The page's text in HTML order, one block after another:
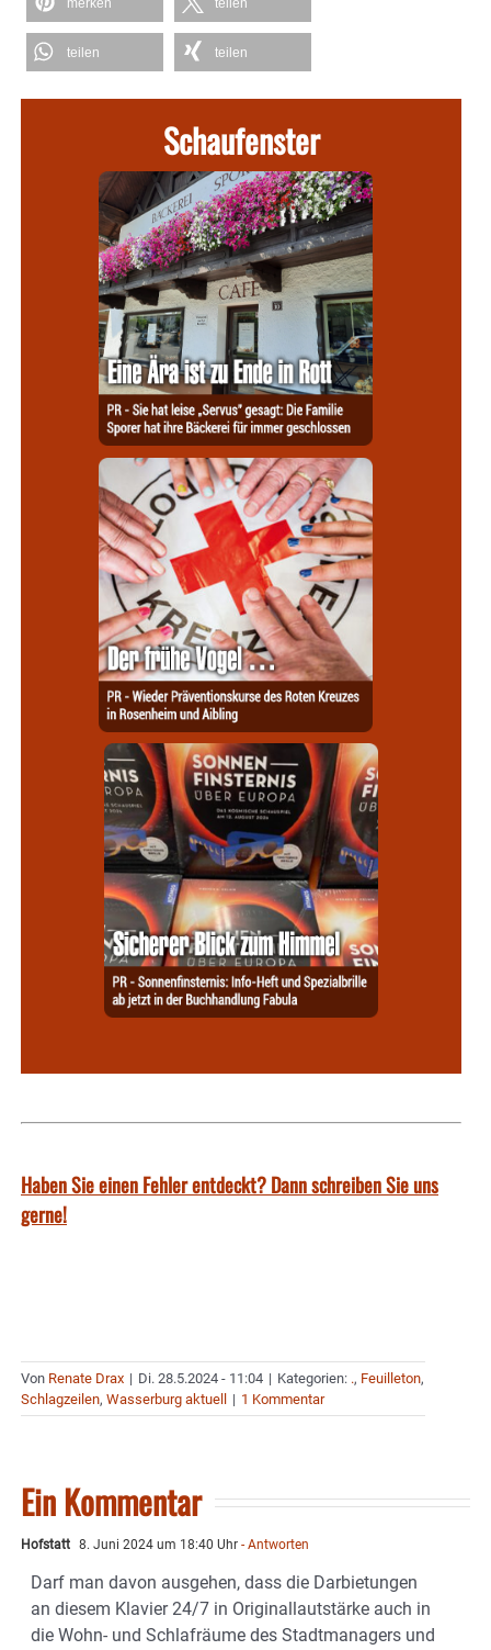
teilen teilen
Schaufenster
Haben Sie einen Fehler entdeckt? Dann schreiben Sie uns
gerne!
Von Renate Drax | Di. 28.5.2024 - 11:04 | Kategorien: ., Feuilleton,
Schlagzeilen, Wasserburg aktuell | 1 Kommentar
Ein Kommentar
Hofstatt 8. Juni 2024 um 18:40 Uhr - Antworten
Darf man davon ausgehen, dass die Darbietungen
an diesem Klavier 24/7 in Originallautstärke auch in
die Wohn- und Schlafräume des Stadtmanagers und